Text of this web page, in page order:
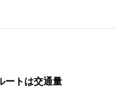
ートは交通量